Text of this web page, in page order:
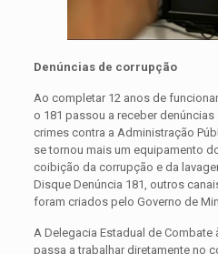
Denúncias de corrupção
Ao completar 12 anos de
o 181 passou a receber
crimes contra a Administração
se tornou mais um equipamento
coibição da corrupção e da
Disque Denúncia 181, outros
foram criados pelo Governo de
A Delegacia Estadual de Combate
passa a trabalhar diretamente no